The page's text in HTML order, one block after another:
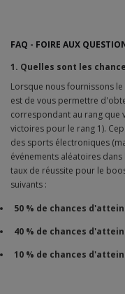
FAQ - FOIRE AUX
1. Quelles sont les
Lorsque nous fournissons
est de vous permettre
correspondant au rang que
victoires pour le rang 1).
des sports électroniques
événements aléatoires
taux de réussite pour le
suivants :
50 % de chances
40 % de chances
10 % de chances